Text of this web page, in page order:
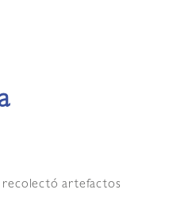
recolectó artefactos